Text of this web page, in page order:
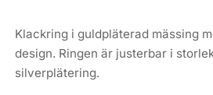
Klackring i guldpläterad mässing
design. Ringen är justerbar i
silverplätering.